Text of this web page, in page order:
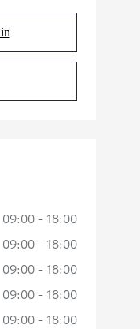
tab)
tab)
09:00 - 18:00
09:00 - 18:00
09:00 - 18:00
09:00 - 18:00
09:00 - 18:00